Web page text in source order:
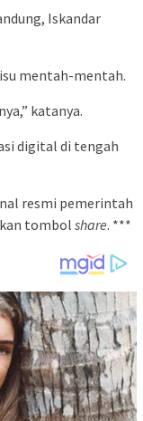
Iskandar
mentah-mentah.
katanya.
digital di tengah
resmi pemerintah
tombol share. ***